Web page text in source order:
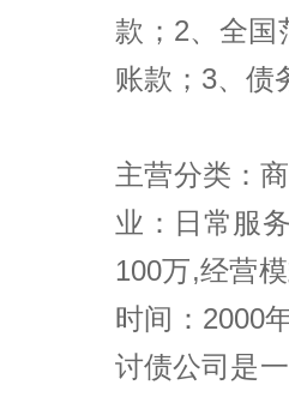
款；2、全国
账款；3、债
主营分类：
业：日常服
100万,经营
时间：2000
讨债公司是